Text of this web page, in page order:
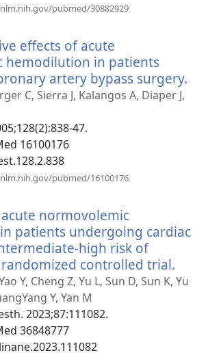
pubmed/30882929
effects of acute
hemodilution in patients
artery bypass surgery.
C, Sierra J, Kalangos A, Diaper J,
47.
16100176
pubmed/16100176
fenêtre)
normovolemic
patients undergoing cardiac
high risk of
controlled trial.
une
Y, Cheng Z, Yu L, Sun D, Sun K, Yu
Y, Yan M
2023;87:111082.
36848777